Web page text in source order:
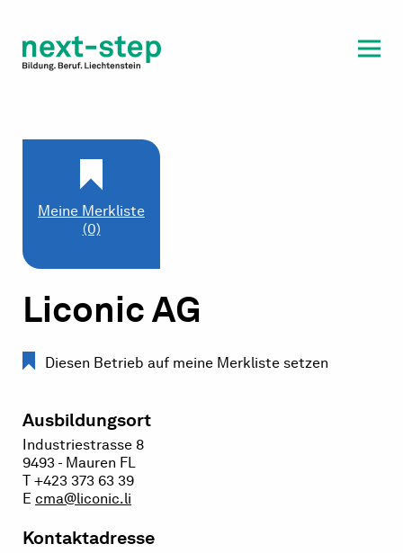
Beratung & Unterstützung
Liconic AG
Diesen Betrieb auf meine Merkliste setzen
Ausbildungsort
Industriestrasse 8
9493 - Mauren FL
T +423 373 63 39
E cma@liconic.li
Kontaktadresse
Meine Merkliste
(0)